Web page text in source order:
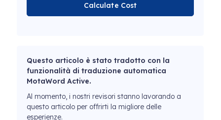
Calculate Cost
Questo articolo è stato tradotto con la
funzionalità di traduzione automatica
MotaWord Active.
Al momento, i nostri revisori stanno lavorando a
questo articolo per offrirti la migliore delle
esperienze.